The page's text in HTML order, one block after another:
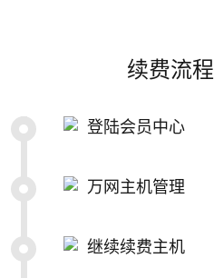
续费流程
登陆会员中心
万网主机管理
继续续费主机